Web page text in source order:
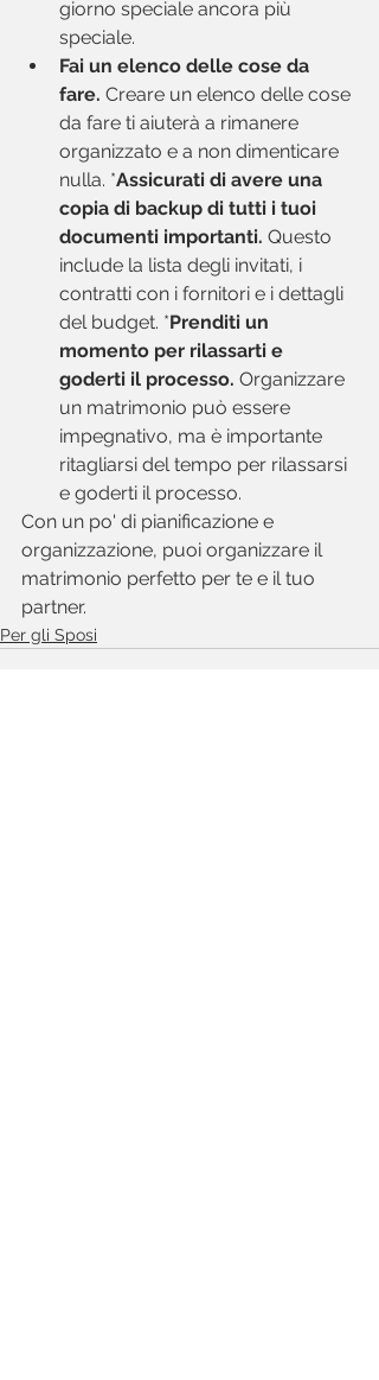
giorno speciale ancora più
speciale.
Fai un elenco delle cose da
fare. Creare un elenco delle cose
da fare ti aiuterà a rimanere
organizzato e a non dimenticare
nulla. *Assicurati di avere una
copia di backup di tutti i tuoi
documenti importanti. Questo
include la lista degli invitati, i
contratti con i fornitori e i dettagli
del budget. *Prenditi un
momento per rilassarti e
goderti il processo. Organizzare
un matrimonio può essere
impegnativo, ma è importante
ritagliarsi del tempo per rilassarsi
e goderti il processo.
Con un po' di pianificazione e
organizzazione, puoi organizzare il
matrimonio perfetto per te e il tuo
partner.
Per gli Sposi